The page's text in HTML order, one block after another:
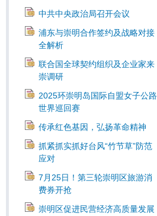
中共中央政治局召开会议
浦东与崇明合作签约及战略对接
全解析
联合国全球契约组织及企业家来
崇调研
2025环崇明岛国际自盟女子公路
世界巡回赛
传承红色基因，弘扬革命精神
抓紧抓实抓好台风“竹节草”防范
应对
7月25日！第三轮崇明区旅游消
费券开抢
崇明区促进民营经济高质量发展